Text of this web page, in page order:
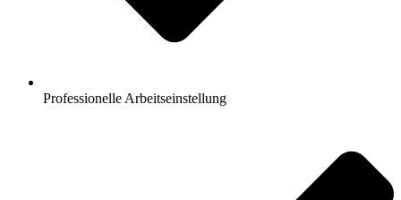
Professionelle Arbeitseinstellung